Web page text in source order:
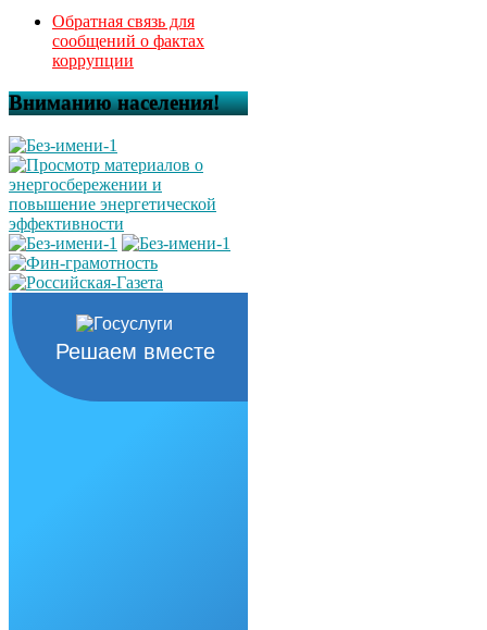
Обратная связь для
сообщений о фактах
коррупции
Вниманию населения!
Решаем вместе